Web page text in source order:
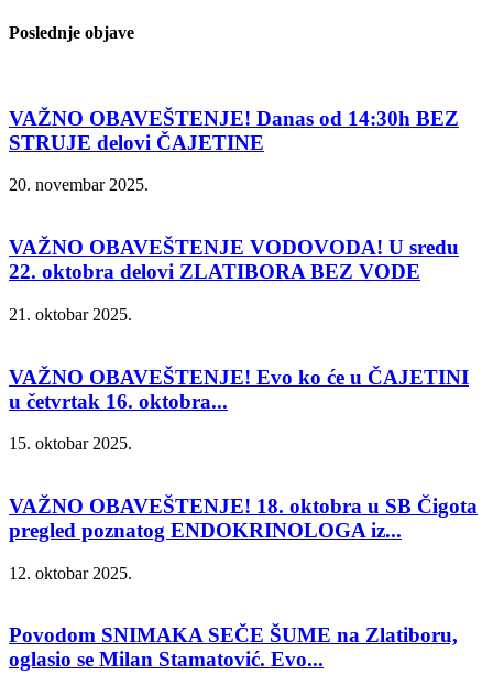
Poslednje objave
VAŽNO OBAVEŠTENJE! Danas od 14:30h BEZ
STRUJE delovi ČAJETINE
20. novembar 2025.
VAŽNO OBAVEŠTENJE VODOVODA! U sredu
22. oktobra delovi ZLATIBORA BEZ VODE
21. oktobar 2025.
VAŽNO OBAVEŠTENJE! Evo ko će u ČAJETINI
u četvrtak 16. oktobra...
15. oktobar 2025.
VAŽNO OBAVEŠTENJE! 18. oktobra u SB Čigota
pregled poznatog ENDOKRINOLOGA iz...
12. oktobar 2025.
Povodom SNIMAKA SEČE ŠUME na Zlatiboru,
oglasio se Milan Stamatović. Evo...